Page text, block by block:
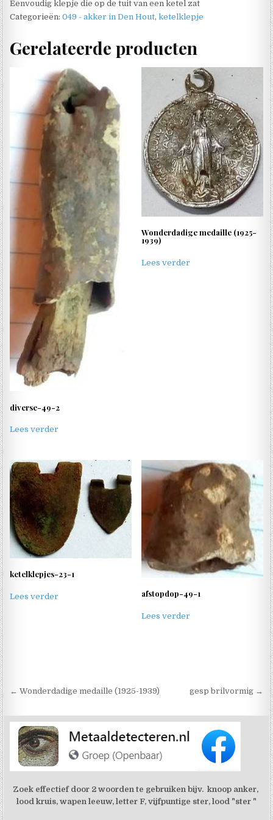
Eenvoudig klepje die op de tuit van een ketel zat
Categorieën:049 - akker in Den Hout,ketelklepje
Gerelateerde producten
diverse-49-2
Lees verder
Wonderdadige medaille (1925-
1939)
Lees verder
ketelklepjes-23-1
Lees verder afstopdop-49-1
Lees verder
Berichtnavigatie
← Wonderdadige medaille (1925-1939) gesp brilvormig →
Zoek effectief door 2 woorden te gebruiken bijv. knoop anker,
lood kruis, wapen leeuw, letter F, vijfpuntige ster, lood "ster "